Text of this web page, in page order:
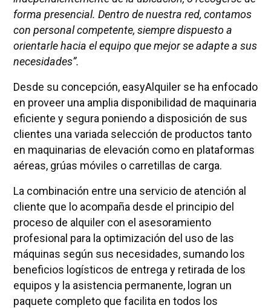
forma presencial. Dentro de nuestra red, contamos
con personal competente, siempre dispuesto a
orientarle hacia el equipo que mejor se adapte a sus
necesidades”.
Desde su concepción, easyAlquiler se ha enfocado
en proveer una amplia disponibilidad de maquinaria
eficiente y segura poniendo a disposición de sus
clientes una variada selección de productos tanto
en maquinarias de elevación como en plataformas
aéreas, grúas móviles o carretillas de carga.
La combinación entre una servicio de atención al
cliente que lo acompaña desde el principio del
proceso de alquiler con el asesoramiento
profesional para la optimización del uso de las
máquinas según sus necesidades, sumando los
beneficios logísticos de entrega y retirada de los
equipos y la asistencia permanente, logran un
paquete completo que facilita en todos los